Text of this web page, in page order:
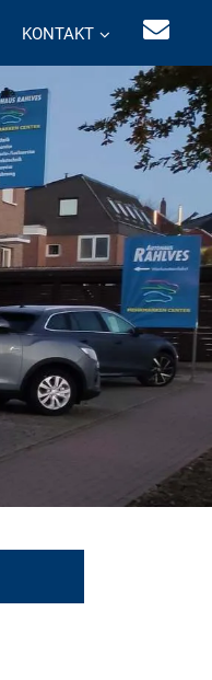
KONTAKT